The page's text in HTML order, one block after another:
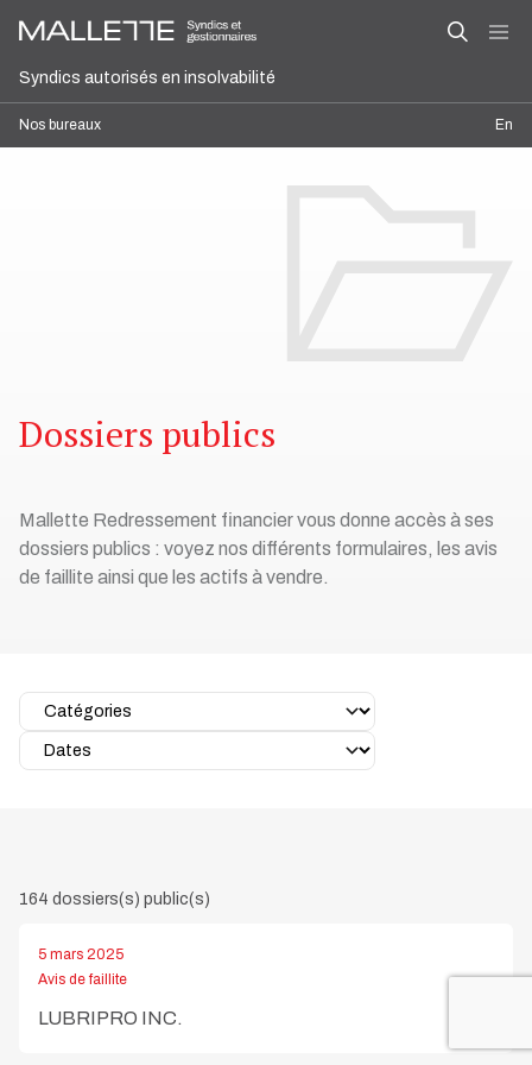
Syndics autorisés en insolvabilité
Nos bureaux En
Dossiers publics
Mallette Redressement financier vous donne accès à ses
dossiers publics : voyez nos différents formulaires, les avis
de faillite ainsi que les actifs à vendre.
164 dossiers(s) public(s)
5 mars 2025
Avis de faillite
LUBRIPRO INC.